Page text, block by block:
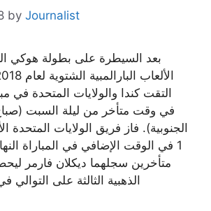
by Journalist
بعد السيطرة على بطولة هوكي
التقت كندا والولايات المتحدة في
في وقت متأخر من ليلة السبت
1 في الوقت الإضافي في المباراة
متأخرين سجلهما ديكلان فارمر
الذهبية الثالثة على